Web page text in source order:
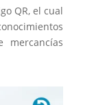
QR, el cual